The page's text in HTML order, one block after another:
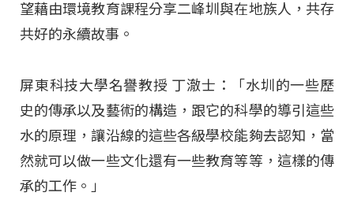
望藉由環境教育課程分享二峰圳與在地族人，共存
共好的永續故事。
屏東科技大學名譽教授 丁澈士：「水圳的一些歷
史的傳承以及藝術的構造，跟它的科學的導引這些
水的原理，讓沿線的這些各級學校能夠去認知，當
然就可以做一些文化還有一些教育等等，這樣的傳
承的工作。」